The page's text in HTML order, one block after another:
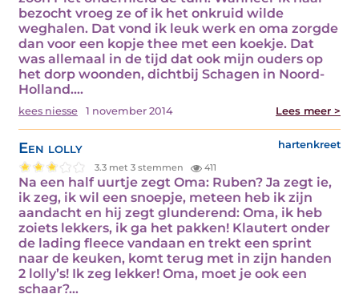
bezocht vroeg ze of ik het onkruid wilde
weghalen. Dat vond ik leuk werk en oma zorgde
dan voor een kopje thee met een koekje. Dat
was allemaal in de tijd dat ook mijn ouders op
het dorp woonden, dichtbij Schagen in Noord-
Holland.…
kees niesse 1 november 2014 Lees meer >
Een lolly hartenkreet
3.3 met 3 stemmen 411
Na een half uurtje zegt Oma: Ruben? Ja zegt ie,
ik zeg, ik wil een snoepje, meteen heb ik zijn
aandacht en hij zegt glunderend: Oma, ik heb
zoiets lekkers, ik ga het pakken! Klautert onder
de lading fleece vandaan en trekt een sprint
naar de keuken, komt terug met in zijn handen
2 lolly’s! Ik zeg lekker! Oma, moet je ook een
schaar?…